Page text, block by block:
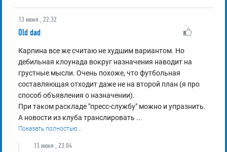
13 июня , 22:32
Old dad
Карпина все же считаю не худшим вариантом. Но
дебильная клоунада вокруг назначения наводит на
грустные мысли. Очень похоже, что футбольная
составляющая отходит даже не на второй план (я про
способ объявления о назначении).
При таком раскладе "пресс-службу" можно и упразнить.
А новости из клуба транслировать ...
Показать полностью…
13 июня , 23:04